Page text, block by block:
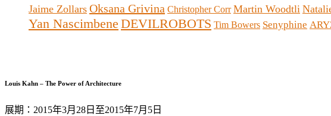
Jaime Zollars Oksana Grivina Christopher Corr Martin Woodtli
Yan Nascimbene DEVILROBOTS Tim Bowers Senyphine
Louis Kahn – The Power of Architecture
展期：2015年3月28日至2015年7月5日